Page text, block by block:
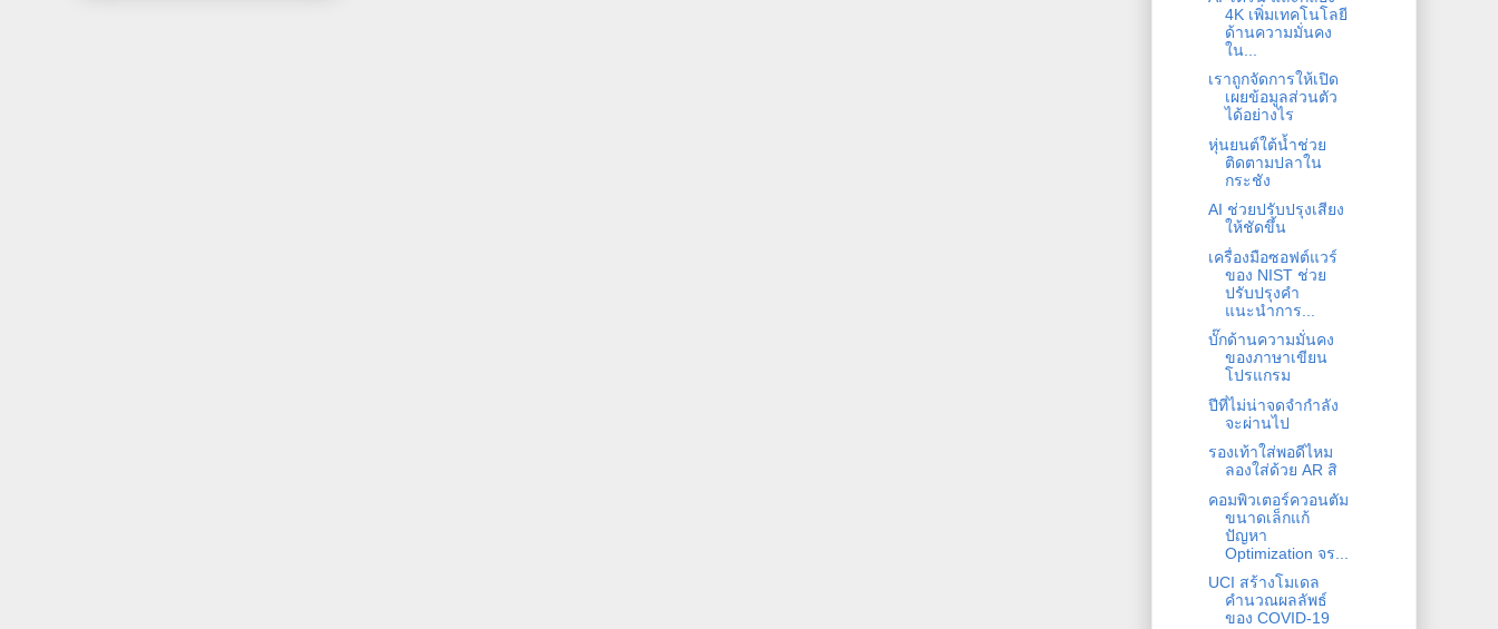
4K เพิ่มเทคโนโลยี
ด้านความมั่นคง
ใน...
เราถูกจัดการให้เปิด
เผยข้อมูลส่วนตัว
ได้อย่างไร
หุ่นยนต์ใต้น้ำช่วย
ติดตามปลาใน
กระชัง
AI ช่วยปรับปรุงเสียง
ให้ชัดขึ้น
เครื่องมือซอฟต์แวร์
ของ NIST ช่วย
ปรับปรุงคำ
แนะนำการ...
บั๊กด้านความมั่นคง
ของภาษาเขียน
โปรแกรม
ปีที่ไม่น่าจดจำกำลัง
จะผ่านไป
รองเท้าใส่พอดีไหม
ลองใส่ด้วย AR สิ
คอมพิวเตอร์ควอนตัม
ขนาดเล็กแก้
ปัญหา
Optimization จร...
UCI สร้างโมเดล
คำนวณผลลัพธ์
ของ COVID-19